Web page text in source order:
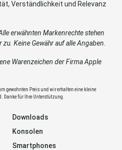
Verständlichkeit und Relevanz
erwähnten Markenrechte stehen
Keine Gewähr auf alle Angaben.
Warenzeichen der Firma Apple
gewohnten Preis und wir erhalten eine kleine
Danke für Ihre Unterstützung.
Downloads
Konsolen
Smartphones